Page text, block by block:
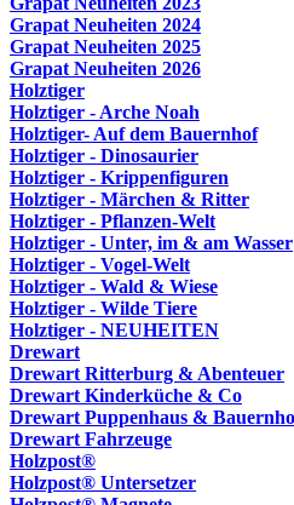
Grapat Neuheiten 2024
Grapat Neuheiten 2025
Grapat Neuheiten 2026
Holztiger
Holztiger - Arche Noah
Holztiger- Auf dem Bauernhof
Holztiger - Dinosaurier
Holztiger - Krippenfiguren
Holztiger - Märchen & Ritter
Holztiger - Pflanzen-Welt
Holztiger - Unter, im & am Wasser
Holztiger - Vogel-Welt
Holztiger - Wald & Wiese
Holztiger - Wilde Tiere
Holztiger - NEUHEITEN
Drewart
Drewart Ritterburg & Abenteuer
Drewart Kinderküche & Co
Drewart Puppenhaus &
Drewart Fahrzeuge
Holzpost®
Holzpost® Untersetzer